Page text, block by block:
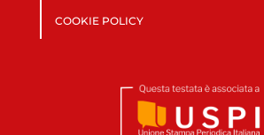
COOKIE POLICY